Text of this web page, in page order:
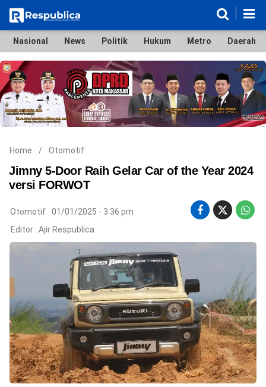
Nasional
News
Politik
Hukum
Metro
Daerah
Ekonomi & Bisnis
Lifestyle
Otomotif
Bola & Sport
Edukasi
Tokoh
Hiburan
©
Copyright
2026
Respublica
.
Nasional News Politik Hukum Metro Daerah
Home / Otomotif
Jimny 5-Door Raih Gelar Car of the Year 2024
versi FORWOT
Otomotif
01/01/2025 - 3:36 pm
Editor : Ajir Respublica